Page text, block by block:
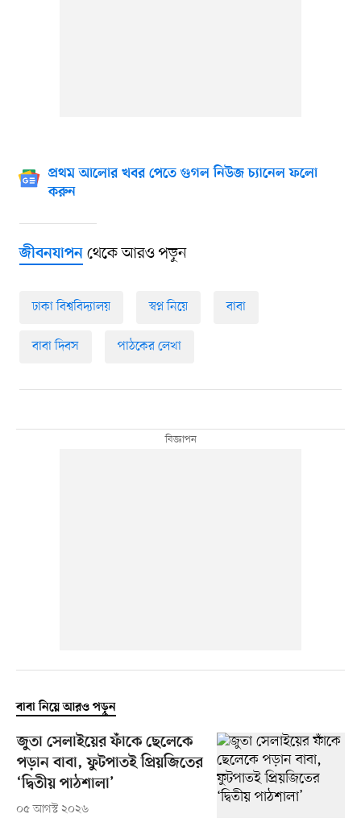
প্রথম আলোর খবর পেতে গুগল নিউজ চ্যানেল ফলো
করুন
জীবনযাপনথেকে আরও পড়ুন
ঢাকা বিশ্ববিদ্যালয় স্বপ্ন নিয়ে বাবা
বাবা দিবস পাঠকের লেখা
বাবা নিয়ে আরও পড়ুন
জুতা সেলাইয়ের ফাঁকে ছেলেকে
পড়ান বাবা, ফুটপাতই প্রিয়জিতের
‘দ্বিতীয় পাঠশালা’
০৫ আগস্ট ২০২৬